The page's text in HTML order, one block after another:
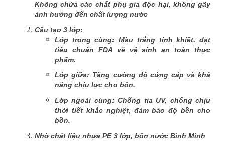
Không chứa các chất phụ gia độc hại, không gây
ảnh hưởng đến chất lượng nước
Cấu tạo 3 lớp:
Lớp trong cùng: Màu trắng tinh khiết, đạt
tiêu chuẩn FDA về vệ sinh an toàn thực
phẩm.
Lớp giữa: Tăng cường độ cứng cáp và khả
năng chịu lực cho bồn.
Lớp ngoài cùng: Chống tia UV, chống chịu
thời tiết khắc nghiệt, đảm bảo độ bền cho
bồn.
Nhờ chất liệu nhựa PE 3 lớp, bồn nước Bình Minh